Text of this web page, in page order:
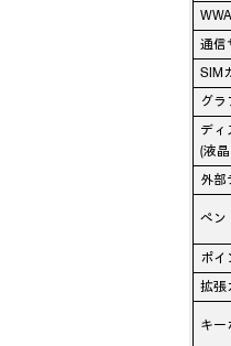
通信
SIM
グ
ディ
(液
外部
ペン
ポイ
拡張
キー